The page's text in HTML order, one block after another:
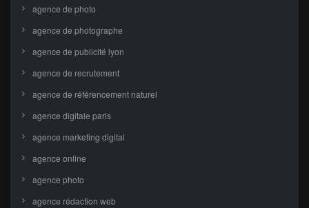
agence de photo
agence de photographe
agence de publicité lyon
agence de recrutement
agence de référencement naturel
agence digitale paris
agence marketing digital
agence online
agence photo
agence rédaction web